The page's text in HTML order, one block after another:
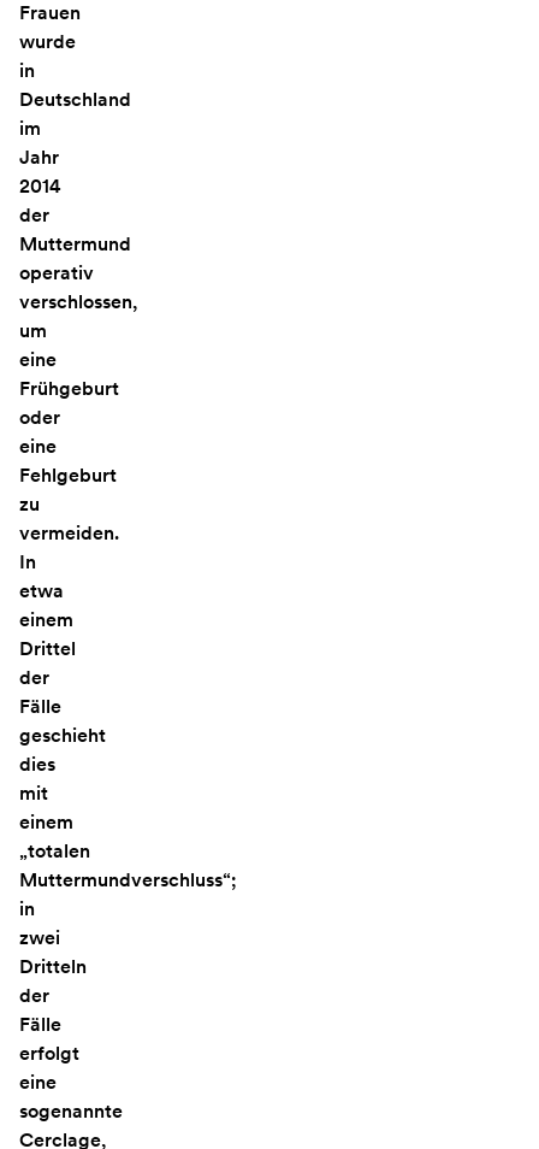
Frauen
wurde
in
Deutschland
im
Jahr
2014
der
Muttermund
operativ
verschlossen,
um
eine
Frühgeburt
oder
eine
Fehlgeburt
zu
vermeiden.
In
etwa
einem
Drittel
der
Fälle
geschieht
dies
mit
einem
„totalen
Muttermundverschluss“;
in
zwei
Dritteln
der
Fälle
erfolgt
eine
sogenannte
Cerclage,